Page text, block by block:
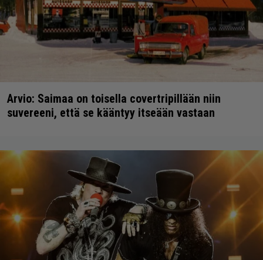
Arvio: Saimaa on toisella covertripillään niin
suvereeni, että se kääntyy itseään vastaan